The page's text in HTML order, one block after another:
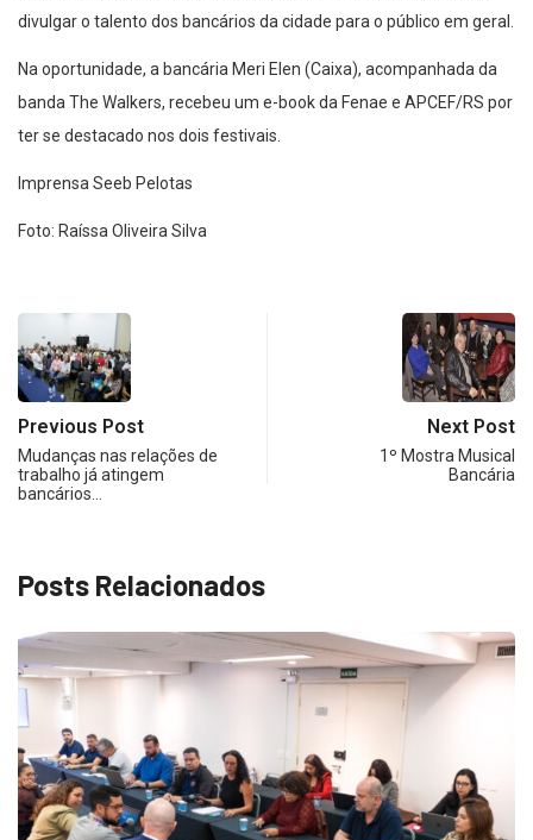
divulgar o talento dos bancários da cidade para o público em geral.
Na oportunidade, a bancária Meri Elen (Caixa), acompanhada da
banda The Walkers, recebeu um e-book da Fenae e APCEF/RS por
ter se destacado nos dois festivais.
Imprensa Seeb Pelotas
Foto: Raíssa Oliveira Silva
Previous Post
Mudanças nas relações de
trabalho já atingem
bancários…
Next Post
1º Mostra Musical
Bancária
Posts Relacionados